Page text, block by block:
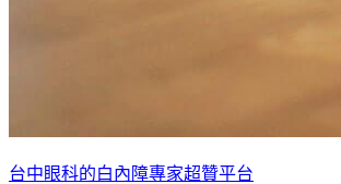
台中眼科的白內障專家超贊平台